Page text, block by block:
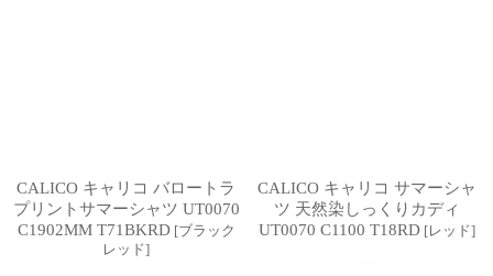
CALICO キャリコ バロートラ
プリントサマーシャツ UT0070
C1902MM T71BKRD [ブラック
レッド]
CALICO キャリコ サマーシャ
ツ 天然染しっくりカディ
UT0070 C1100 T18RD [レッド]